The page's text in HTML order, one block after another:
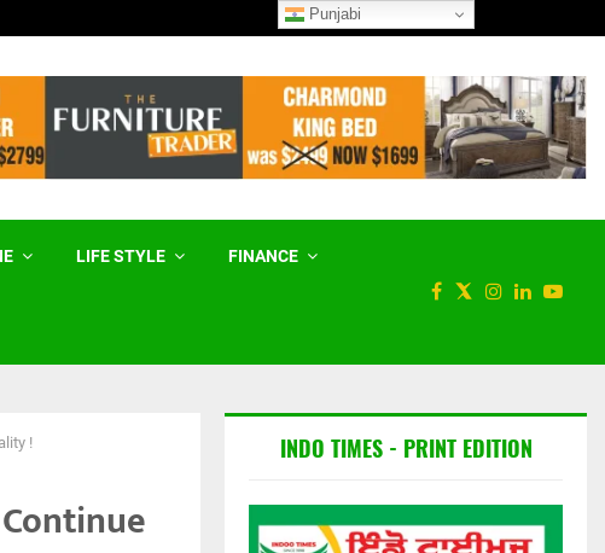
ਵਿਧਾਨ ਸਭਾ ਚੋਣਾਂ ਤੋਂ ਪਹਿਲਾਂ ਪੰਥਕ
LIFE STYLE FINANCE
! INDO TIMES - PRINT EDITION
Punjabi